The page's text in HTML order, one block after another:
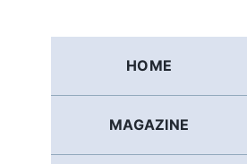
HOME
MAGAZINE